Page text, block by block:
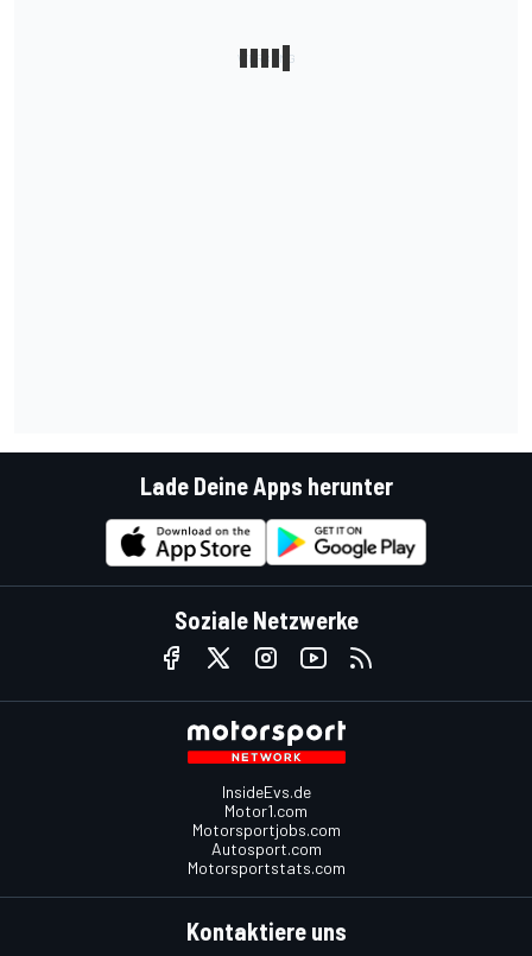
Lade Deine Apps herunter
Soziale Netzwerke
InsideEvs.de
Motor1.com
Motorsportjobs.com
Autosport.com
Motorsportstats.com
Kontaktiere uns